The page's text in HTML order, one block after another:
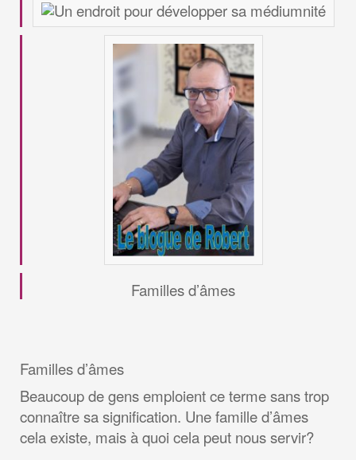
Familles d’âmes
Familles d’âmes
Beaucoup de gens emploient ce terme sans trop
connaître sa signification. Une famille d’âmes
cela existe, mais à quoi cela peut nous servir?